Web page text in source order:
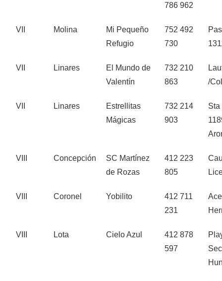
786 962
VII Molina
Mi Pequeño
Refugio
752 492
730
VII Linares
El Mundo de
Valentín
732 210
863
/
VII Linares
Estrellitas
Mágicas
732 214
903
VIII Concepción
SC Martínez
de Rozas
412 223
805
VIII Coronel Yobilito
412 711
231
VIII Lota Cielo Azul
412 878
597